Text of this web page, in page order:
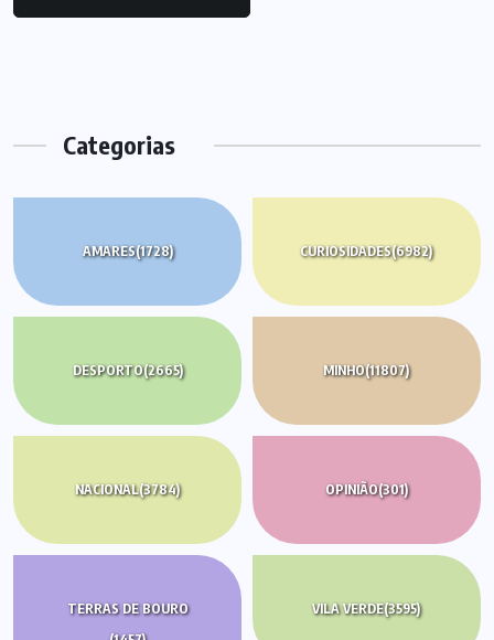
Categorias
AMARES(1728) CURIOSIDADES(6982)
DESPORTO(2665) MINHO(11807)
NACIONAL(3784) OPINIÃO(301)
TERRAS DE BOURO
VILA VERDE(3595)